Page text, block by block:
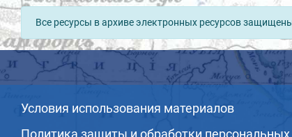
Все ресурсы в архиве электронных ресурсов
Условия использования материалов
Политика защиты и обработки